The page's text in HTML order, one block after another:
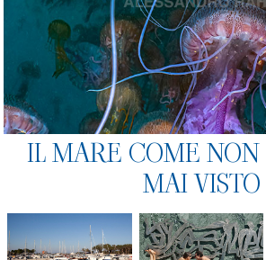
IL MARE COME NON
MAI VISTO